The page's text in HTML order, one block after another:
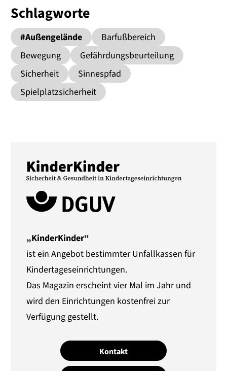
Schlagworte
#Außengelände
Kita
Barfußbereich
Kita
Bewegung
Kinder
Gefährdungsbeurteilung
Kita
Sicherheit
Kita
Sinnespfad
Kita
Spielplatzsicherheit
„KinderKinder“
ist ein Angebot bestimmter Unfallkassen für
Kindertageseinrichtungen.
Das Magazin erscheint vier Mal im Jahr und
wird den Einrichtungen kostenfrei zur
Verfügung gestellt.
Kontakt